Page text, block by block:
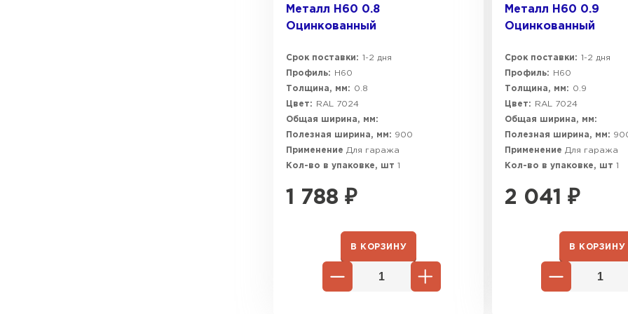
Металл Н60 0.8
Оцинкованный
Срок поставки: 1-2 дня
Профиль:
Н60
Толщина, мм:
0.8
Цвет:
RAL 7024
Общая ширина, мм:
Полезная ширина, мм: 900
Применение Для гаража
Кол-во в упаковке, шт 1
1 788 ₽
В КОРЗИНУ
Металл Н60 0.9
Оцинкованный
Срок поставки: 1-2 дня
Профиль:
Н60
Толщина, мм:
0.9
Цвет:
RAL 7024
Общая ширина, мм:
Полезная ширина, мм:
Применение Для гаража
Кол-во в упаковке, шт 1
2 041 ₽
В КОРЗИНУ